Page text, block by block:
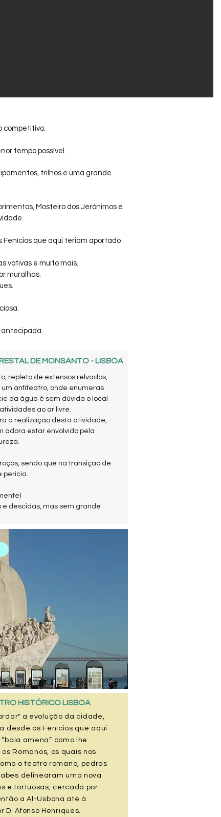
competitivo.
tempo possível.
trilhos e uma grande
Mosteiro dos Jerónimos e
Fenícios que aqui teriam aportado
votivas e muito mais.
muralhas.
antecipada.
DE MONSANTO - LISBOA
repleto de extensos relvados,
anfiteatro, onde enumeras
da água é sem dúvida o local
ao ar livre.
a realização desta atividade,
adora estar envolvido pela
sendo que na transição de
pericia.
e descidas, mas sem grande
HISTÓRICO LISBOA
a evolução da cidade,
desde os Fenícios que aqui
amena” como lhe
Romanos, os quais nos
o teatro romano, pedras
delinearam uma nova
e tortuosas, cercada por
a Al-Usbona até à
D. Afonso Henriques.